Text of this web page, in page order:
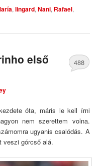
,lingard,Nani, Rafael,
első
488
óta, máris le kell írni
nem szerettem volna.
ugyanis csalódás. A
veszi górcső alá.